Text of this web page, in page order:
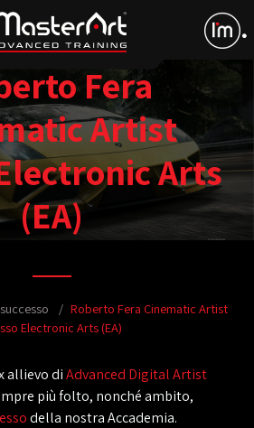
Fera
Artist
Arts
(EA)
Roberto Fera Cinematic Artist
Electronic Arts (EA)
allievo diAdvanced Digital Artist
più folto, nonché ambito,
della nostra Accademia.